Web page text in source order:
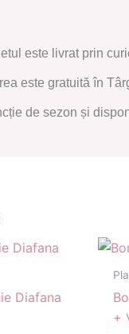
este livrat prin
este gratuită în
de sezon și
Diafana
+